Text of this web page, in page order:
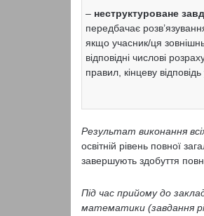
– неструктуроване
передбачає
якщо учасник/ця
відповідні числові
правил, кінцеву
Результат виконання
освітній рівень повної
завершують здобуття
Під час прийому до
математики (завдання